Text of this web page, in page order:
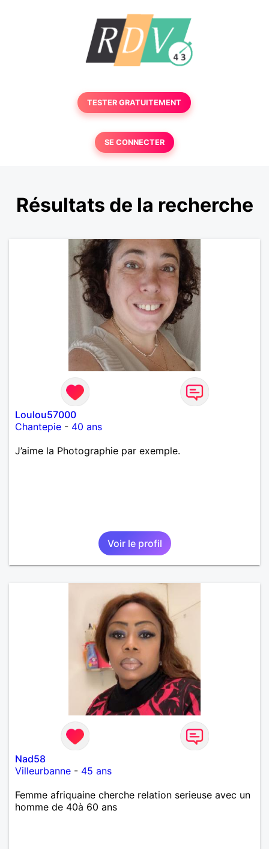
TESTER GRATUITEMENT
SE CONNECTER
Résultats de la recherche
Loulou57000
Chantepie - 40 ans
J’aime la Photographie par exemple.
Voir le profil
Nad58
Villeurbanne - 45 ans
Femme afriquaine cherche relation serieuse avec un
homme de 40à 60 ans